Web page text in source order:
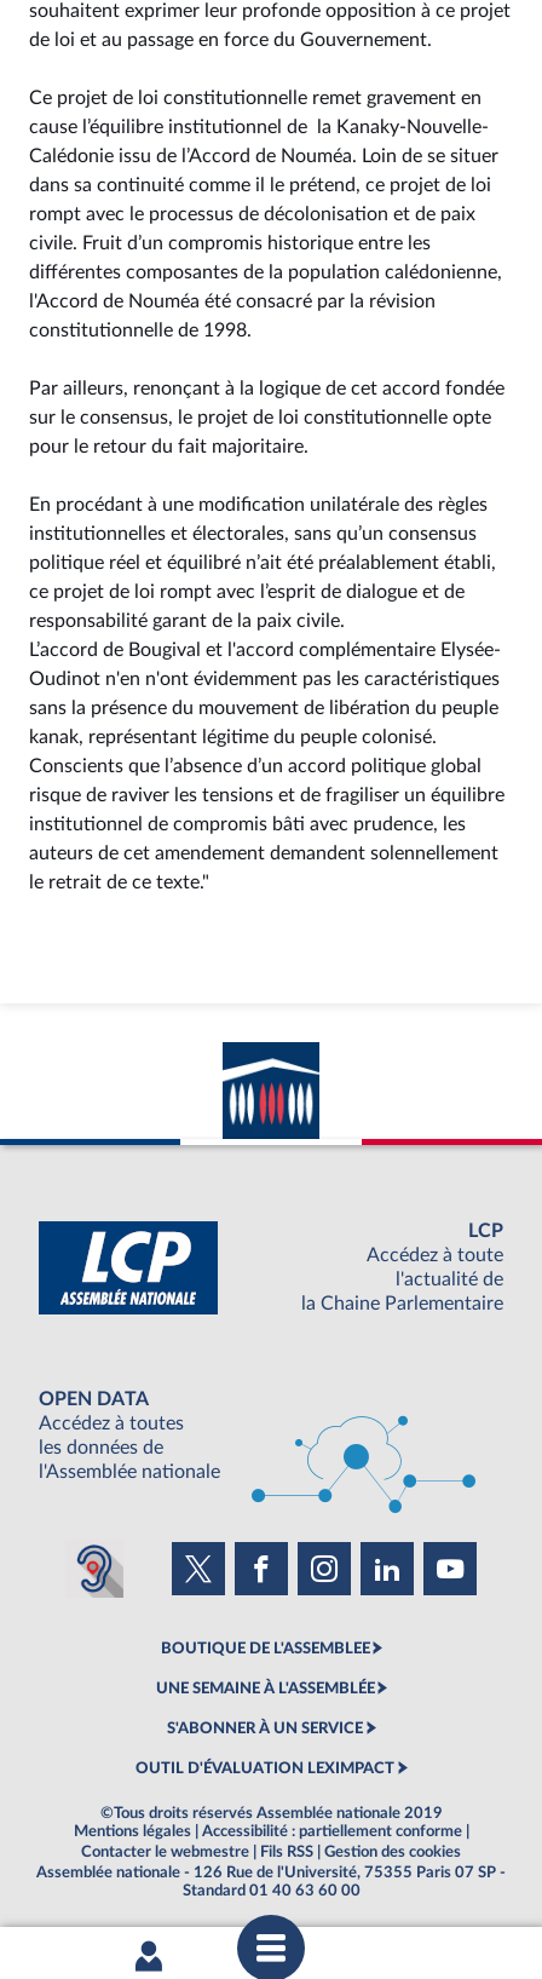
souhaitent exprimer leur profonde opposition à ce projet
de loi et au passage en force du Gouvernement.
Ce projet de loi constitutionnelle remet gravement en
cause l’équilibre institutionnel de la Kanaky-Nouvelle-
Calédonie issu de l’Accord de Nouméa. Loin de se situer
dans sa continuité comme il le prétend, ce projet de loi
rompt avec le processus de décolonisation et de paix
civile. Fruit d’un compromis historique entre les
différentes composantes de la population calédonienne,
l'Accord de Nouméa été consacré par la révision
constitutionnelle de 1998.
Par ailleurs, renonçant à la logique de cet accord fondée
sur le consensus, le projet de loi constitutionnelle opte
pour le retour du fait majoritaire.
En procédant à une modification unilatérale des règles
institutionnelles et électorales, sans qu’un consensus
politique réel et équilibré n’ait été préalablement établi,
ce projet de loi rompt avec l’esprit de dialogue et de
responsabilité garant de la paix civile.
L’accord de Bougival et l'accord complémentaire Elysée-
Oudinot n'en n'ont évidemment pas les caractéristiques
sans la présence du mouvement de libération du peuple
kanak, représentant légitime du peuple colonisé.
Conscients que l’absence d’un accord politique global
risque de raviver les tensions et de fragiliser un équilibre
institutionnel de compromis bâti avec prudence, les
auteurs de cet amendement demandent solennellement
le retrait de ce texte."
LCP
Accédez à toute
l'actualité de
la Chaine Parlementaire
OPEN DATA
Accédez à toutes
les données de
l'Assemblée nationale
BOUTIQUE DE L'ASSEMBLEE
UNE SEMAINE À L'ASSEMBLÉE
S'ABONNER À UN SERVICE
OUTIL D'ÉVALUATION LEXIMPACT
©Tous droits réservés Assemblée nationale 2019
Mentions légales
Accessibilité : partiellement conforme
Contacter le webmestre
Fils RSS
Gestion des cookies
Assemblée nationale - 126 Rue de l'Université, 75355 Paris 07 SP -
Standard 01 40 63 60 00